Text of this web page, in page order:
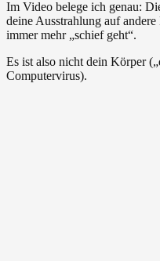
Im Video belege ich genau:
deine Ausstrahlung auf
immer mehr „schief geht“.
Es ist also nicht dein Körper
Computervirus).